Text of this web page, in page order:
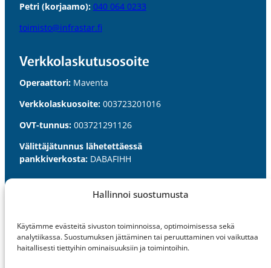
Hallinnoi suostumusta
Käytämme evästeitä sivuston toiminnoissa, optimoimisessa sekä
analytiikassa. Suostumuksen jättäminen tai peruuttaminen voi vaikuttaa
haitallisesti tiettyihin ominaisuuksiin ja toimintoihin.
Petri (korjaamo): 040 064 0233
toimisto@infrastar.fi
Verkkolaskutus­osoite
Operaattori:Maventa
Verkkolaskuosoite:003723201016
OVT-tunnus:003721291126
Välittäjätunnus lähetettäessä
pankkiverkosta:DABAFIHH
Viherrakennus
Kiviaines- ja soramyynti